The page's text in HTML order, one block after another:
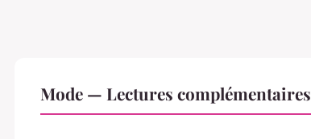
Mode — Lectures complémentaires